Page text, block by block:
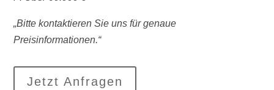
„Bitte kontaktieren Sie uns für genaue
Preisinformationen.“
Jetzt Anfragen